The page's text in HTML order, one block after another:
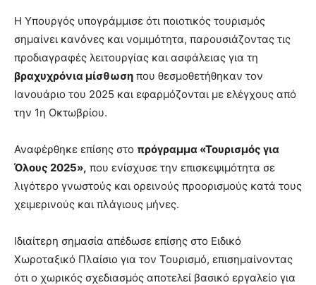
Η Υπουργός υπογράμμισε ότι ποιοτικός τουρισμός
σημαίνει κανόνες και νομιμότητα, παρουσιάζοντας τις
προδιαγραφές λειτουργίας και ασφάλειας για τη
βραχυχρόνια μίσθωση που θεσμοθετήθηκαν τον
Ιανουάριο του 2025 και εφαρμόζονται με ελέγχους από
την 1η Οκτωβρίου.
Αναφέρθηκε επίσης στο πρόγραμμα «Τουρισμός για
Όλους 2025», που ενίσχυσε την επισκεψιμότητα σε
λιγότερο γνωστούς και ορεινούς προορισμούς κατά τους
χειμερινούς και πλάγιους μήνες.
Ιδιαίτερη σημασία απέδωσε επίσης στο Ειδικό
Χωροταξικό Πλαίσιο για τον Τουρισμό, επισημαίνοντας
ότι ο χωρικός σχεδιασμός αποτελεί βασικό εργαλείο για